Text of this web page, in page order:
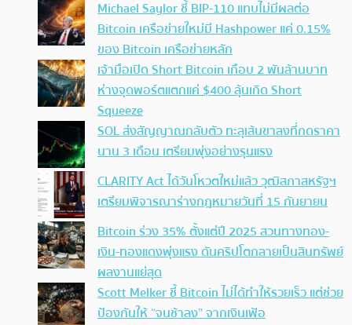
Michael Saylor ชี้ BIP-110 แทบไม่มีผลต่อ
Bitcoin เครือข่ายใหม่มี Hashpower แค่ 0.15%
ของ Bitcoin เครือข่ายหลัก
เจ้ามือเปิด Short Bitcoin เกือบ 2 พันล้านบาท
ห่างจุดพอร์ตแตกแค่ $400 ลุ้นเกิด Short
Squeeze
SOL ส่งสัญญาณกลับตัว ทะลุเส้นขาลงที่กดราคา
นาน 3 เดือน เตรียมพุ่งอย่างรุนแรง
CLARITY Act ได้วันโหวตใหม่แล้ว วุฒิสภาสหรัฐฯ
เตรียมพิจารณาร่างกฎหมายวันที่ 15 กันยายน
Bitcoin ร่วง 35% ตั้งแต่ปี 2025 สวนทางทอง-
เงิน-ทองแดงพุ่งแรง ดันคริปโตกลายเป็นสินทรัพย์
ผลงานแย่สุด
Scott Melker ชี้ Bitcoin ไม่ได้ทำให้รวยเร็ว แต่ช่วย
ป้องกันให้ “จนช้าลง” จากเงินเฟ้อ